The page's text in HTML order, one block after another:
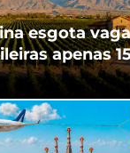
esgota
apenas